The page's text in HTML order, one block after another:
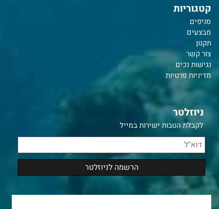
קטגוריות
סניפים
מבצעים
תקנון
צור קשר
נגישות נכים
מדיניות פרטיות
ניוזלטר
לקבלת הטבות ישירות במייל